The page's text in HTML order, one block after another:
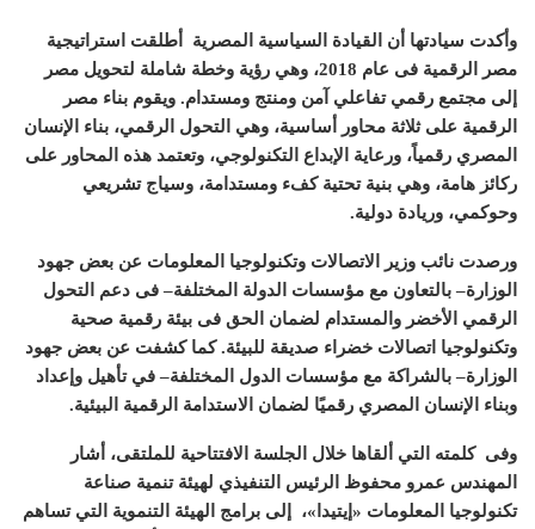
وأكدت سيادتها أن القيادة السياسية المصرية
أطلقت استراتيجية
مصر الرقمية فى عام 2018، وهي رؤية وخطة شاملة لتحويل مصر
إلى مجتمع رقمي تفاعلي آمن ومنتج ومستدام. ويقوم بناء مصر
الرقمية على ثلاثة محاور أساسية، وهي التحول الرقمي، بناء الإنسان
المصري رقمياً، ورعاية الإبداع التكنولوجي، وتعتمد هذه المحاور على
ركائز هامة، وهي بنية تحتية كفء ومستدامة، وسياج تشريعي
وحوكمي، وريادة دولية.
ورصدت نائب وزير الاتصالات وتكنولوجيا المعلومات عن بعض جهود
الوزارة– بالتعاون مع مؤسسات الدولة المختلفة– فى دعم التحول
الرقمي الأخضر والمستدام لضمان الحق فى بيئة رقمية صحية
وتكنولوجيا اتصالات خضراء صديقة للبيئة.كما كشفت عن بعض جهود
الوزارة– بالشراكة مع مؤسسات الدول المختلفة– في تأهيل وإعداد
وبناء الإنسان المصري رقميًا لضمان الاستدامة الرقمية البيئية.
وفى كلمته التي ألقاها خلال الجلسة الافتتاحية للملتقى، أشار
المهندس عمرو محفوظ الرئيس التنفيذي لهيئة تنمية صناعة
تكنولوجيا المعلومات « إيتيدا »،
إلى برامج الهيئة التنموية التي تساهم